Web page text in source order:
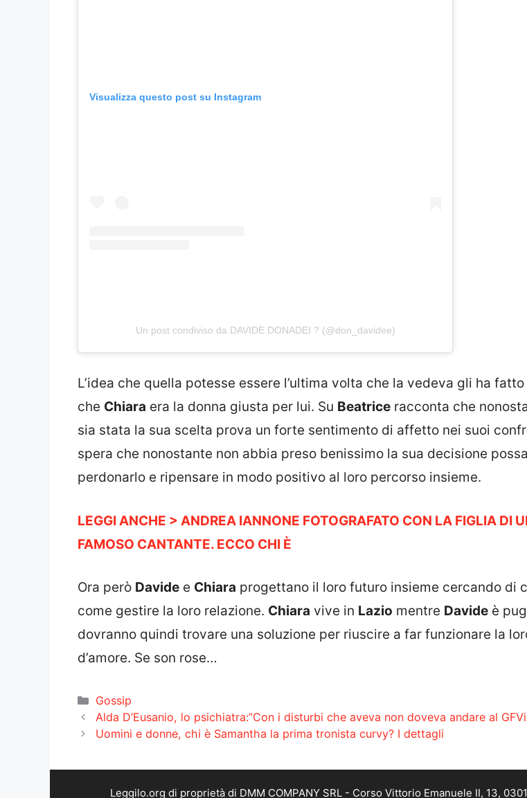
Visualizza questo post su Instagram
Un post condiviso da DAVIDE DONADEI ? (@don_davidee)
L’idea che quella potesse essere l’ultima volta che la vedeva gli ha
che Chiara era la donna giusta per lui. Su Beatrice racconta che
sia stata la sua scelta prova un forte sentimento di affetto nei suoi
spera che nonostante non abbia preso benissimo la sua decisione
perdonarlo e ripensare in modo positivo al loro percorso insieme.
LEGGI ANCHE > ANDREA IANNONE FOTOGRAFATO CON LA FIGLIA DI
FAMOSO CANTANTE. ECCO CHI È
Ora però Davide e Chiara progettano il loro futuro insieme cercando di
come gestire la loro relazione. Chiara vive in Lazio mentre Davide è
dovranno quindi trovare una soluzione per riuscire a far funzionare la
d’amore. Se son rose…
Categorie
Gossip
Alda D’Eusanio, lo psichiatra:”Con i disturbi che aveva non doveva andare al
Uomini e donne, chi è Samantha la prima tronista curvy? I dettagli
Leggilo.org di proprietà di DMM COMPANY SRL - Corso Vittorio Emanuele II, 13,